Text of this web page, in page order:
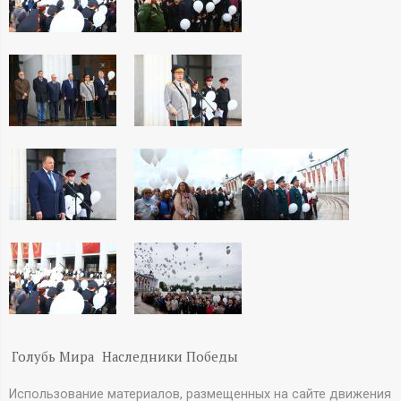
Н
-
и
н
ф
о
р
м
а
Голубь Мира Наследники Победы
Использование материалов, размещенных на сайте движения